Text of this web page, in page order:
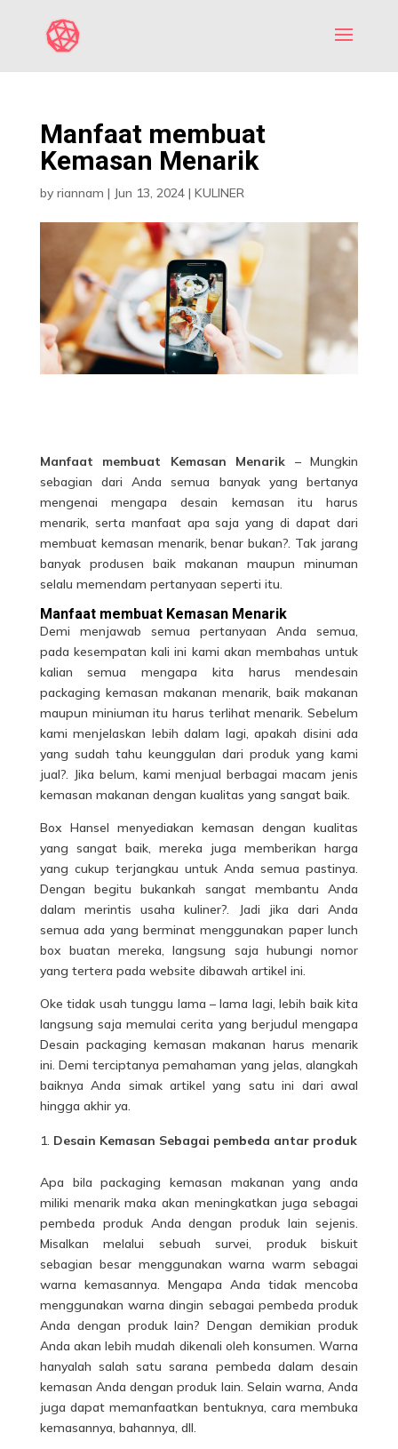
Manfaat membuat
Kemasan Menarik
by riannam | Jun 13, 2024| KULINER
Manfaat membuat Kemasan Menarik – Mungkin
sebagian dari Anda semua banyak yang bertanya
mengenai mengapa desain kemasan itu harus
menarik, serta manfaat apa saja yang di dapat dari
membuat kemasan menarik, benar bukan?. Tak jarang
banyak produsen baik makanan maupun minuman
selalu memendam pertanyaan seperti itu.
Manfaat membuat Kemasan Menarik
Demi menjawab semua pertanyaan Anda semua,
pada kesempatan kali ini kami akan membahas untuk
kalian semua mengapa kita harus mendesain
packaging kemasan makanan menarik, baik makanan
maupun miniuman itu harus terlihatmenarik. Sebelum
kami menjelaskan lebih dalam lagi, apakah disini ada
yang sudah tahu keunggulan dari produk yang kami
jual?. Jika belum, kami menjual berbagai macam jenis
kemasan makanan dengan kualitas yang sangat baik.
Box Hansel menyediakan kemasan dengan kualitas
yang sangat baik, mereka juga memberikan harga
yang cukup terjangkau untuk Anda semua pastinya.
Dengan begitu bukankah sangat membantu Anda
dalam merintis usaha kuliner?. Jadi jika dari Anda
semua ada yang berminat menggunakan paper lunch
box buatan mereka, langsung saja hubungi nomor
yang tertera pada website dibawah artikel ini.
Oke tidak usah tunggu lama – lama lagi, lebih baik kita
langsung saja memulai cerita yang berjudul mengapa
Desain packaging kemasan makanan harus menarik
ini. Demi terciptanya pemahaman yang jelas, alangkah
baiknya Anda simak artikel yang satu ini dari awal
hingga akhir ya.
Desain Kemasan Sebagai pembeda antar produk
Apa bila packaging kemasan makanan yang anda
miliki menarik maka akan meningkatkan juga sebagai
pembeda produk Anda dengan produk lain sejenis.
Misalkan melalui sebuah survei, produk biskuit
sebagian besar menggunakan warna warm sebagai
warna kemasannya. Mengapa Anda tidak mencoba
menggunakan warna dingin sebagai pembeda produk
Anda dengan produk lain? Dengan demikian produk
Anda akan lebih mudah dikenali oleh konsumen. Warna
hanyalah salah satu sarana pembeda dalam desain
kemasan Anda dengan produk lain. Selain warna, Anda
juga dapat memanfaatkan bentuknya, cara membuka
kemasannya, bahannya, dll.